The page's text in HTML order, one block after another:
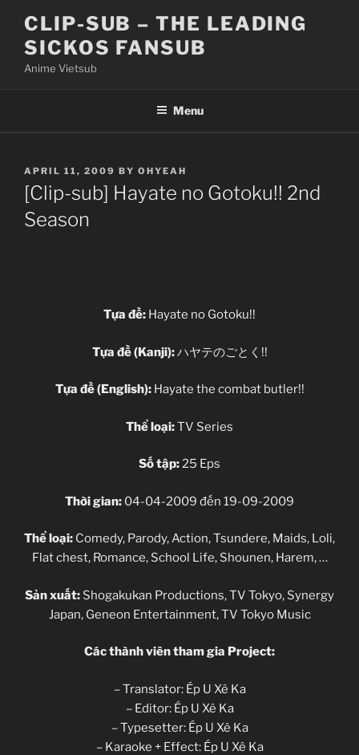
content
CLIP-SUB – THE LEADING
SICKOS FANSUB
Anime Vietsub
Menu
POSTED
ON
APRIL 11, 2009 BY OHYEAH
[Clip-sub] Hayate no Gotoku!! 2nd
Season
Tựa đề: Hayate no Gotoku!!
Tựa đề (Kanji):ハヤテのごとく!!
Tựa đề (English):Hayate the combat butler!!
Thể loại:TV Series
Số tập:25 Eps
Thời gian: 04-04-2009 đến 19-09-2009
Thể loại: Comedy, Parody, Action, Tsundere, Maids, Loli,
Flat chest, Romance, School Life, Shounen, Harem, …
Sản xuất: Shogakukan Productions, TV Tokyo, Synergy
Japan, Geneon Entertainment, TV Tokyo Music
Các thành viên tham gia Project:
– Translator: Ép U Xê Ka
– Editor: Ép U Xê Ka
– Typesetter: Ép U Xê Ka
– Karaoke + Effect: Ép U Xê Ka